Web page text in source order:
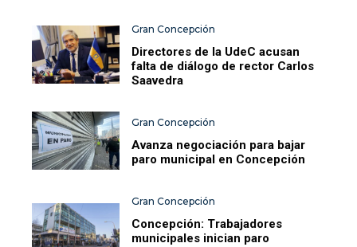
Gran Concepción
Directores de la UdeC acusan
falta de diálogo de rector Carlos
Saavedra
Gran Concepción
Avanza negociación para bajar
paro municipal en Concepción
Gran Concepción
Concepción: Trabajadores
municipales inician paro